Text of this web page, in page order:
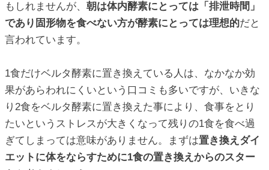
もしれませんが、 朝は体内酵素にとっては「排泄時間」
であり固形物を食べない方が酵素にとっては理想的だと
言われています。
1食だけベルタ酵素に置き換えている人は、なかなか効
果があらわれにくいという口コミも多いですが、いきな
り2食をベルタ酵素に置き換えた事により、食事をとり
たいというストレスが大きくなって残りの1食を食べ過
ぎてしまっては意味がありません。まずは置き換えダイ
エットに体をならすために1食の置き換えからのスター